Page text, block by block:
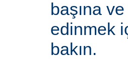
başına
edinmek
bakın.